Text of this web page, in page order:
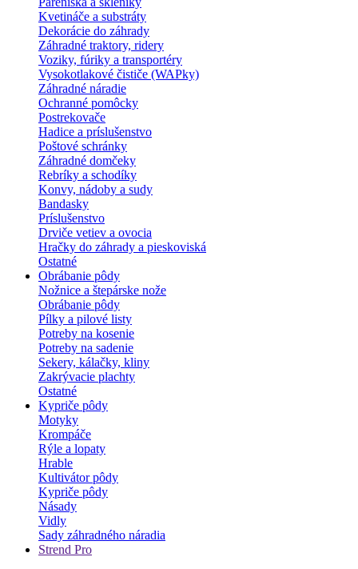
Kvetináče a substráty
Dekorácie do záhrady
Záhradné traktory, ridery
Voziky, fúriky a transportéry
Vysokotlakové čističe (WAPky)
Záhradné náradie
Ochranné pomôcky
Postrekovače
Hadice a príslušenstvo
Poštové schránky
Záhradné domčeky
Rebríky a schodíky
Konvy, nádoby a sudy
Bandasky
Príslušenstvo
Drviče vetiev a ovocia
Hračky do záhrady a pieskoviská
Ostatné
Obrábanie pôdy
Nožnice a štepárske nože
Obrábanie pôdy
Pílky a pilové listy
Potreby na kosenie
Potreby na sadenie
Sekery, kálačky, kliny
Zakrývacie plachty
Ostatné
Kypriče pôdy
Motyky
Krompáče
Rýle a lopaty
Hrable
Kultivátor pôdy
Kypriče pôdy
Násady
Vidly
Sady záhradného náradia
Strend Pro